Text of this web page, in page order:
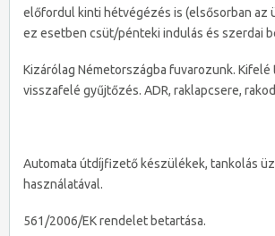
előfordul kinti hétvégézés is (elsősorban az
ez esetben csüt/pénteki indulás és szerdai
Kizárólag Németországba fuvarozunk. Kifelé
visszafelé gyűjtőzés. ADR, raklapcsere,
Automata útdíjfizető készülékek, tankolás
használatával.
561/2006/EK rendelet betartása.